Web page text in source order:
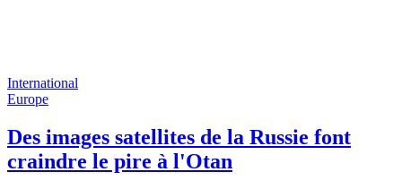
International
Europe
Des images satellites de la Russie font
craindre le pire à l'Otan